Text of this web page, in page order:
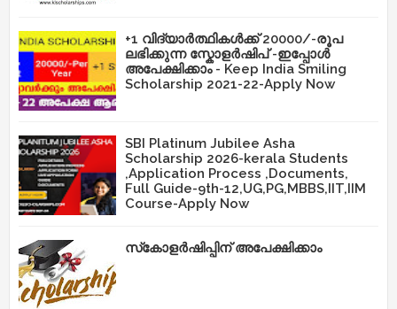
+1 വിദ്യാർത്ഥികൾക്ക് 20000/-രൂപ
ലഭിക്കുന്ന സ്കോളർഷിപ് -ഇപ്പോൾ
അപേക്ഷിക്കാം - Keep India Smiling
Scholarship 2021-22-Apply Now
SBI Platinum Jubilee Asha
Scholarship 2026-kerala Students
,Application Process ,Documents,
Full Guide-9th-12,UG,PG,MBBS,IIT,IIM
Course-Apply Now
സ്‌കോളർഷിപ്പിന് അപേക്ഷിക്കാം